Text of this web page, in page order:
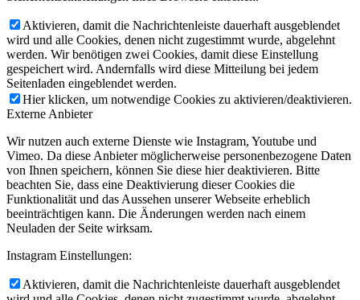
Aktivieren, damit die Nachrichtenleiste dauerhaft ausgeblendet
wird und alle Cookies, denen nicht zugestimmt wurde, abgelehnt
werden. Wir benötigen zwei Cookies, damit diese Einstellung
gespeichert wird. Andernfalls wird diese Mitteilung bei jedem
Seitenladen eingeblendet werden.
Hier klicken, um notwendige Cookies zu aktivieren/deaktivieren.
Externe Anbieter
Wir nutzen auch externe Dienste wie Instagram, Youtube und
Vimeo. Da diese Anbieter möglicherweise personenbezogene Daten
von Ihnen speichern, können Sie diese hier deaktivieren. Bitte
beachten Sie, dass eine Deaktivierung dieser Cookies die
Funktionalität und das Aussehen unserer Webseite erheblich
beeinträchtigen kann. Die Änderungen werden nach einem
Neuladen der Seite wirksam.
Instagram Einstellungen:
Aktivieren, damit die Nachrichtenleiste dauerhaft ausgeblendet